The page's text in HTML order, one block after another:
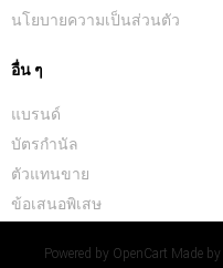
นโยบายความเป็นส่วนตัว
อื่น ๆ
แบรนด์
บัตรกำนัล
ตัวแทนขาย
ข้อเสนอพิเสษ
Powered by OpenCart Made by